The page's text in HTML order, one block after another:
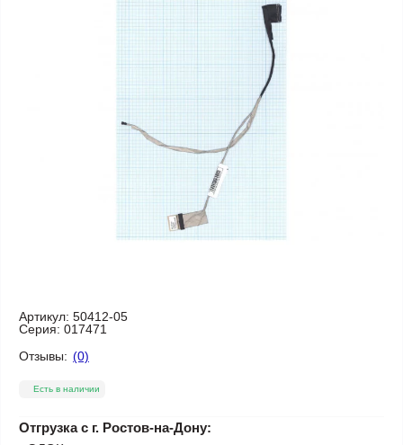
Артикул: 50412-05
Серия: 017471
Отзывы: (0)
Есть в наличии
Отгрузка с г. Ростов-на-Дону: